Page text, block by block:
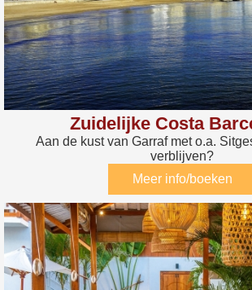
Zuidelijke Costa
Aan de kust van Garraf met o.a.
verblijven?
Meer info/boeken